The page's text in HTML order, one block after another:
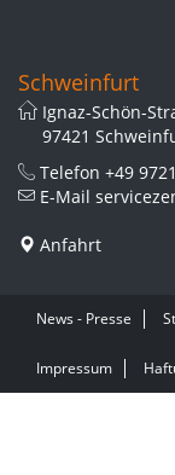
Schweinfurt
Ignaz-Schön-
97421
Telefon +49
E-Mail
Anfahrt
News - Presse
Impressum